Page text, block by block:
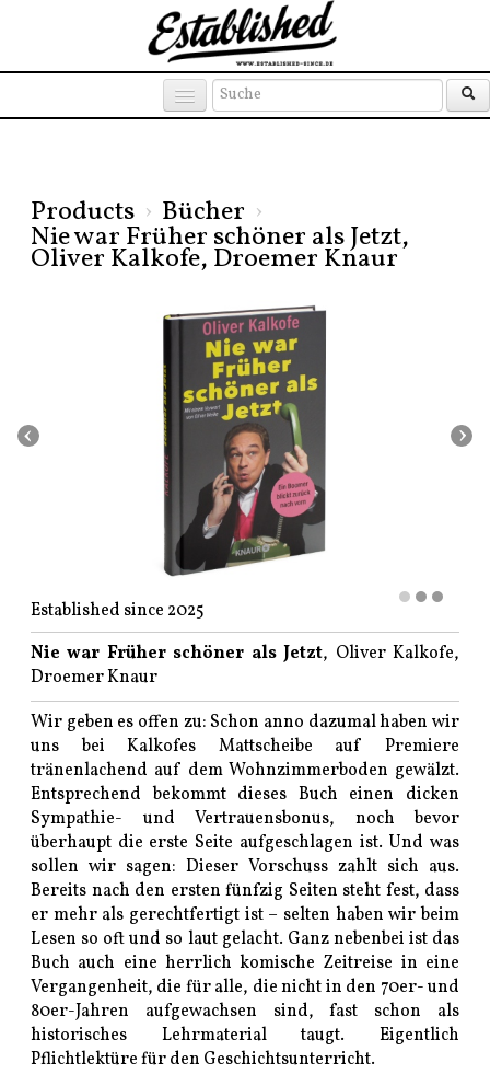
Products › Bücher ›
Nie war Früher schöner als Jetzt,
Oliver Kalkofe, Droemer Knaur
‹ ›
Established since 2025
Nie war Früher schöner als Jetzt, Oliver Kalkofe,
Droemer Knaur
Wir geben es offen zu: Schon anno dazumal haben wir
uns bei Kalkofes Mattscheibe auf Premiere
tränenlachend auf dem Wohnzimmerboden gewälzt.
Entsprechend bekommt dieses Buch einen dicken
Sympathie- und Vertrauensbonus, noch bevor
überhaupt die erste Seite aufgeschlagen ist. Und was
sollen wir sagen: Dieser Vorschuss zahlt sich aus.
Bereits nach den ersten fünfzig Seiten steht fest, dass
er mehr als gerechtfertigt ist – selten haben wir beim
Lesen so oft und so laut gelacht. Ganz nebenbei ist das
Buch auch eine herrlich komische Zeitreise in eine
Vergangenheit, die für alle, die nicht in den 70er- und
80er-Jahren aufgewachsen sind, fast schon als
historisches Lehrmaterial taugt. Eigentlich
Pflichtlektüre für den Geschichtsunterricht.